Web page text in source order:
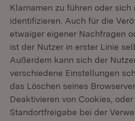
Klarnamen zu führen oder sich
identifizieren. Auch für die
etwaiger eigener Nachfragen
ist der Nutzer in erster Linie
Außerdem kann sich der
verschiedene Einstellungen
das Löschen seines
Deaktivieren von Cookies,
Standortfreigabe bei der